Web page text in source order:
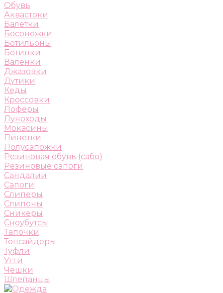
Обувь
Аквастоки
Балетки
Босоножки
Ботильоны
Ботинки
Валенки
Джазовки
Дутики
Кеды
Кроссовки
Лоферы
Луноходы
Мокасины
Пинетки
Полусапожки
Резиновая обувь (сабо)
Резиновые сапоги
Сандалии
Сапоги
Слиперы
Слипоны
Сникеры
Сноубутсы
Тапочки
Топсайдеры
Туфли
Угги
Чешки
Шлепанцы